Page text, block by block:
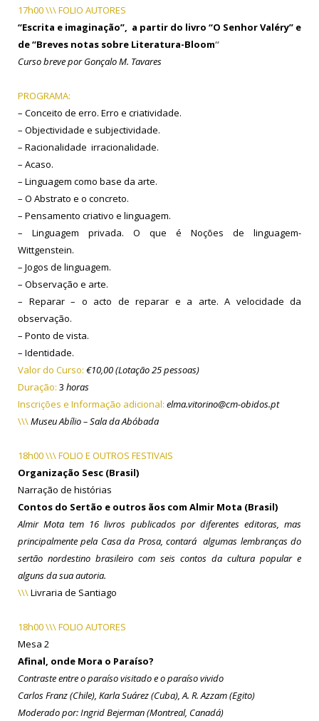
17h00 \\\ FOLIO AUTORES
“Escrita e imaginação”, a partir do livro “O Senhor Valéry” e
de “Breves notas sobre Literatura-Bloom“
Curso brevepor Gonçalo M. Tavares
PROGRAMA:
– Conceito de erro. Erro e criatividade.
– Objectividade e subjectividade.
– Racionalidade irracionalidade.
– Acaso.
– Linguagem como base da arte.
– O Abstrato e o concreto.
– Pensamento criativo e linguagem.
– Linguagem privada. O que é Noções de linguagem-
Wittgenstein.
– Jogos de linguagem.
– Observação e arte.
– Reparar – o acto de reparar e a arte. A velocidade da
observação.
– Ponto de vista.
– Identidade.
Valor do Curso: €10,00 (Lotação 25 pessoas)
Duração: 3 horas
Inscrições e Informação adicional: elma.vitorino@cm-obidos.pt
\\\Museu Abílio – Sala da Abóbada
18h00 \\\ FOLIO E OUTROS FESTIVAIS
Organização Sesc (Brasil)
Narração de histórias
Contos do Sertão e outros ãos com Almir Mota (Brasil)
Almir Mota tem 16 livros publicados por diferentes editoras, mas
principalmente pela Casa da Prosa, contará algumas lembranças do
sertão nordestino brasileiro com seis contos da cultura popular e
alguns da sua autoria.
\\\Livraria de Santiago
18h00 \\\ FOLIO AUTORES
Mesa 2
Afinal, onde Mora o Paraíso?
Contraste entre o paraíso visitado e o paraíso vivido
Carlos Franz (Chile), Karla Suárez (Cuba), A. R. Azzam (Egito)
Moderado por: Ingrid Bejerman (Montreal, Canadá)